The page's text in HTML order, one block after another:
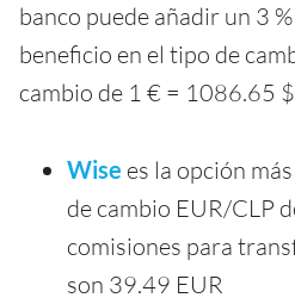
banco puede añadir un 3
beneficio en el tipo de
cambio de 1 € = 1086.65 $
Wise es la opción
de cambio EUR/CLP
comisiones para
son 39.49 EUR